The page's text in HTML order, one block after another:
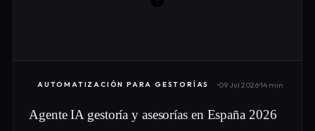
AUTOMATIZACIÓN PARA GESTORÍAS 09 Jul 202614 min
Agente IA gestoría y asesorías en España 2026